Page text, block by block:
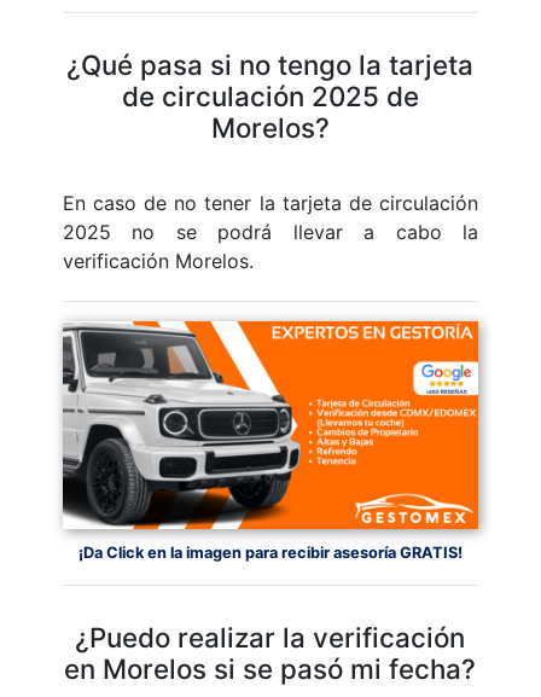
¿Qué pasa si no tengo la tarjeta
de circulación 2025 de
Morelos?
En caso de no tener la tarjeta de circulación
2025 no se podrá llevar a cabo la
verificación Morelos.
¡Da Click en la imagen para recibir asesoría GRATIS!
¿Puedo realizar la verificación
en Morelos si se pasó mi fecha?